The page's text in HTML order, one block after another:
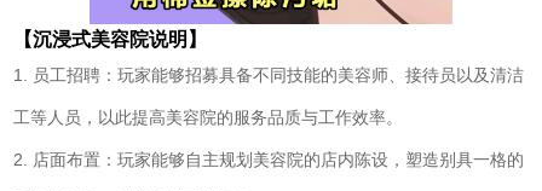
【沉浸式美容院说明】
1. 员工招聘：玩家能够招募具备不同技能的美容师、接待员以及清洁
工等人员，以此提高美容院的服务品质与工作效率。
2. 店面布置：玩家能够自主规划美容院的店内陈设，塑造别具一格的